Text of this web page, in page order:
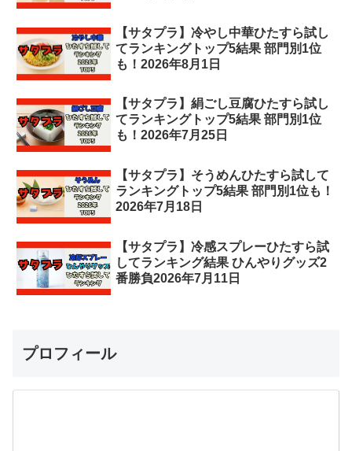
【サタプラ】冷やし中華ひたすら試し
てランキングトップ5結果 部門別1位
も！2026年8月1日
【サタプラ】絹ごし豆腐ひたすら試し
てランキングトップ5結果 部門別1位
も！2026年7月25日
【サタプラ】そうめんひたすら試して
ランキングトップ5結果 部門別1位も！
2026年7月18日
【サタプラ】冷感スプレーひたすら試
してランキング結果 ひんやりグッズ2
番勝負2026年7月11日
プロフィール